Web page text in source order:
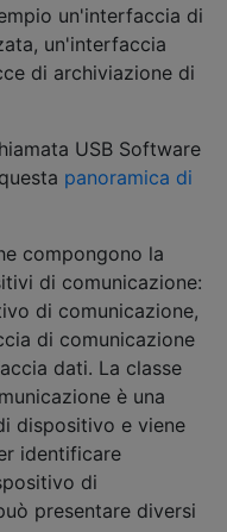
un'interfaccia di
un'interfaccia
di archiviazione di
USB Software
panoramica di
compongono la
di comunicazione:
di comunicazione,
di comunicazione
dati. La classe
è una
dispositivo e viene
identificare
di
presentare diversi